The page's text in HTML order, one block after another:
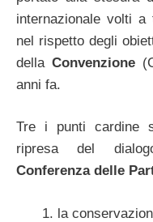
internazionale volti a
nel rispetto degli
dellaConvenzione
anni fa.
Tre i punti cardine
ripresa del
Conferenza delle
la